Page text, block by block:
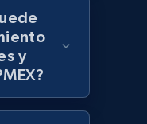
name, Price,
and
y